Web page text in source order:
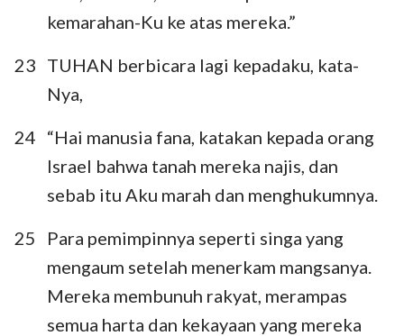
1 2 3 4 5
15
29
30 31 33
36
37 38 39 40 41
42
kemarahan-Ku ke atas mereka.”
23 TUHAN berbicara lagi kepadaku, kata-
Nya,
24 “Hai manusia fana, katakan kepada orang
Israel bahwa tanah mereka najis, dan
sebab itu Aku marah dan menghukumnya.
25
Para pemimpinnya seperti singa yang
mengaum setelah menerkam mangsanya.
Mereka membunuh rakyat, merampas
semua harta dan kekayaan yang mereka